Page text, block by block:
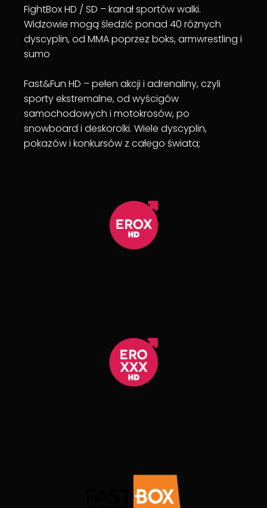
FightBox HD / SD – kanał sportów walki.
Widzowie mogą śledzić ponad 40 różnych
dyscyplin, od MMA poprzez boks, armwrestling i
sumo
Fast&Fun HD – pełen akcji i adrenaliny, czyli
sporty ekstremalne, od wyścigów
samochodowych i motokrosów, po
snowboard i deskorolki. Wiele dyscyplin,
pokazów i konkursów z całego świata;